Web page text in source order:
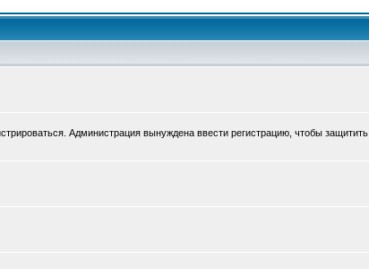
Администрация вынуждена ввести регистрацию, чтобы защитить